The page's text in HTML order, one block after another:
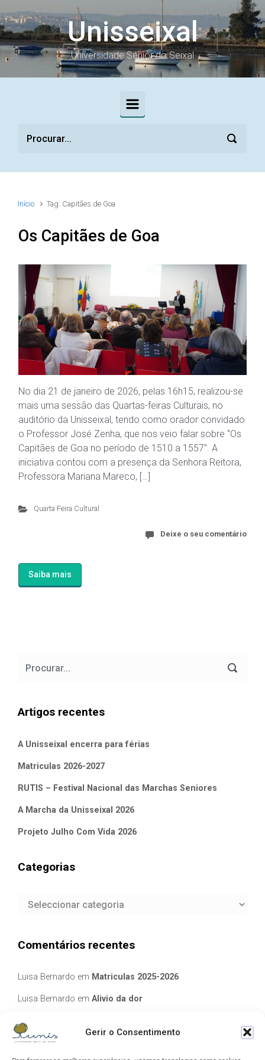
Gerir o Consentimento
Skip to main content
Unisseixal
Universidade Sénior do Seixal
Início Tag: Capitães de Goa
Os Capitães de Goa
No dia 21 de janeiro de 2026, pelas 16h15, realizou-se
mais uma sessão das Quartas-feiras Culturais, no
auditório da Unisseixal, tendo como orador convidado
o Professor José Zenha, que nos veio falar sobre “Os
Capitães de Goa no período de 1510 a 1557”. A
iniciativa contou com a presença da Senhora Reitora,
Professora Mariana Mareco, […]
Quarta Feira Cultural
Deixe o seu comentário
Saiba mais
Artigos recentes
A Unisseixal encerra para férias
Matriculas 2026-2027
RUTIS – Festival Nacional das Marchas Seniores
A Marcha da Unisseixal 2026
Projeto Julho Com Vida 2026
Categorias
Categorias
Comentários recentes
Luisa Bernardo em Matriculas 2025-2026
Luisa Bernardo em Alivio da dor
Manuela Silva
elisabete Garcia Fernandes Serra